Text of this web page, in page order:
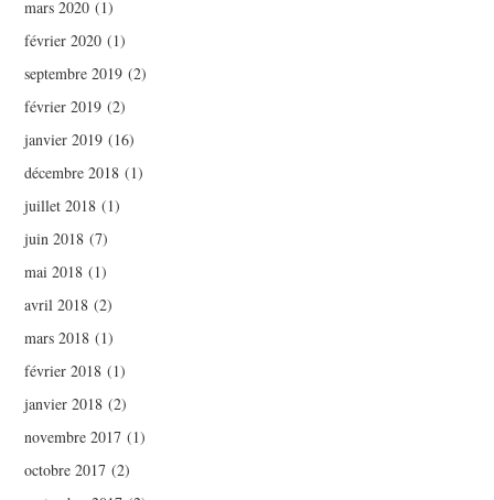
mars 2020 (1)
février 2020 (1)
septembre 2019 (2)
février 2019 (2)
janvier 2019 (16)
décembre 2018 (1)
juillet 2018 (1)
juin 2018 (7)
mai 2018 (1)
avril 2018 (2)
mars 2018 (1)
février 2018 (1)
janvier 2018 (2)
novembre 2017 (1)
octobre 2017 (2)